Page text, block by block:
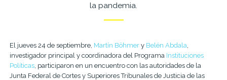
la pandemia.
El jueves 24 de septiembre, Martín Böhmery Belén Abdala
investigador principal y coordinadora del Programa Instituciones
Políticas, participaron en un encuentro con las autoridades de la
Junta Federal de Cortes y Superiores Tribunales de Justicia de las